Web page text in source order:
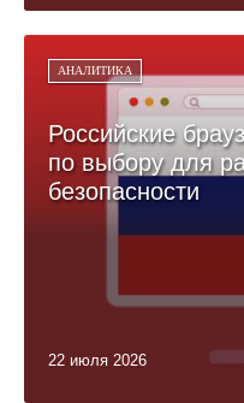
АНАЛИТИКА
Российские
по выбору для
безопасности
22 июля 2026